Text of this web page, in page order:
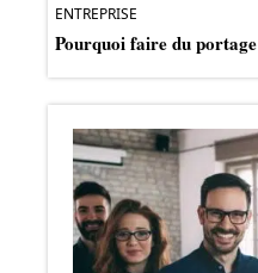
ENTREPRISE
Pourquoi faire du